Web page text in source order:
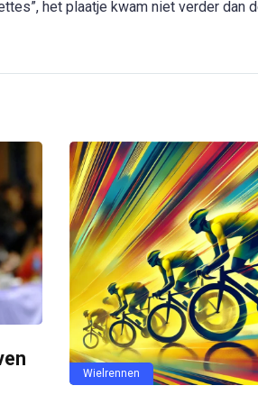
het plaatje kwam niet verder dan
Wielrennen